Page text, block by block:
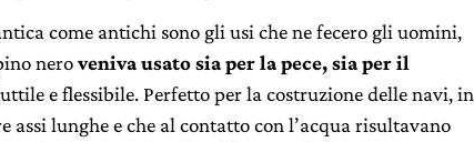
come antichi sono gli usi che ne fecero gli uomini,
neroveniva usato sia per la pece, sia per il
e flessibile. Perfetto per la costruzione delle navi, in
assi lunghe e che al contatto con l’acqua risultavano